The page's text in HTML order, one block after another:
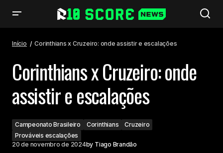
Início Corinthians x Cruzeiro: onde assistir e escalações
Corinthians x Cruzeiro: onde
assistir e escalações
Campeonato Brasileiro Corinthians
Cruzeiro
Prováveis escalações
20 de novembro de 2024by Tiago Brandão